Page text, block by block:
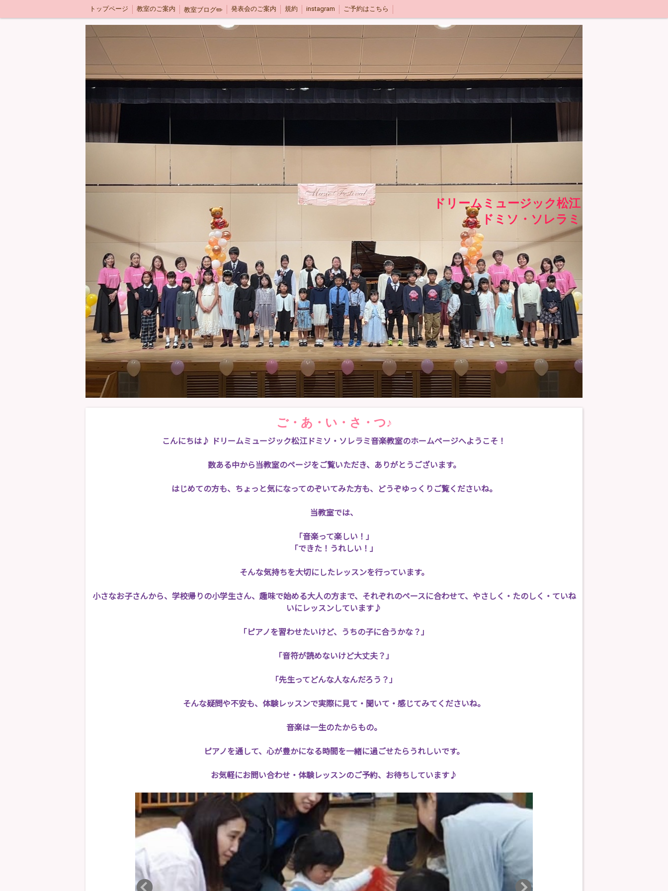
トップページ 教室のご案内 教室ブログ✏️ 発表会のご案内 規約 instagram ご予約はこちら
ドリームミュージック松江
ドミソ・ソレラミ
ご・あ・い・さ・つ♪
こんにちは♪ ドリームミュージック松江ドミソ・ソレラミ音楽教室のホームページへようこそ！
数ある中から当教室のページをご覧いただき、ありがとうございます。
はじめての方も、ちょっと気になってのぞいてみた方も、どうぞゆっくりご覧くださいね。
当教室では、
「音楽って楽しい！」
「できた！うれしい！」
そんな気持ちを大切にしたレッスンを行っています。
小さなお子さんから、学校帰りの小学生さん、趣味で始める大人の方まで、それぞれのペースに合わせて、やさしく・たのしく・ていね
いにレッスンしています♪
「ピアノを習わせたいけど、うちの子に合うかな？」
「音符が読めないけど大丈夫？」
「先生ってどんな人なんだろう？」
そんな疑問や不安も、体験レッスンで実際に見て・聞いて・感じてみてくださいね。
音楽は一生のたからもの。
ピアノを通して、心が豊かになる時間を一緒に過ごせたらうれしいです。
お気軽にお問い合わせ・体験レッスンのご予約、お待ちしています♪